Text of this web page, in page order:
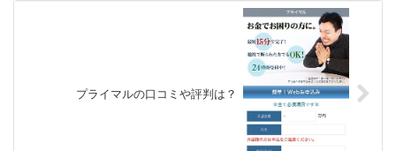
プライマルの口コミや評判は？